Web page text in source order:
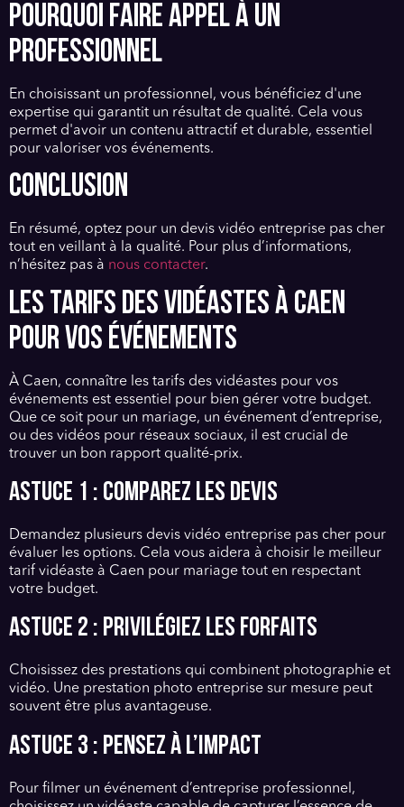
POURQUOI FAIRE APPEL À UN
PROFESSIONNEL
En choisissant un professionnel, vous bénéficiez d'une
expertise qui garantit un résultat de qualité. Cela vous
permet d'avoir un contenu attractif et durable, essentiel
pour valoriser vos événements.
CONCLUSION
En résumé, optez pour un devis vidéo entreprise pas cher
tout en veillant à la qualité. Pour plus d’informations,
n’hésitez pas à nous contacter.
LES TARIFS DES VIDÉASTES À CAEN
POUR VOS ÉVÉNEMENTS
À Caen, connaître les tarifs des vidéastes pour vos
événements est essentiel pour bien gérer votre budget.
Que ce soit pour un mariage, un événement d’entreprise,
ou des vidéos pour réseaux sociaux, il est crucial de
trouver un bon rapport qualité-prix.
Astuce 1 : Comparez les devis
Demandez plusieurs devis vidéo entreprise pas cher pour
évaluer les options. Cela vous aidera à choisir le meilleur
tarif vidéaste à Caen pour mariage tout en respectant
votre budget.
Astuce 2 : Privilégiez les forfaits
Choisissez des prestations qui combinent photographie et
vidéo. Une prestation photo entreprise sur mesure peut
souvent être plus avantageuse.
Astuce 3 : Pensez à l’impact
Pour filmer un événement d’entreprise professionnel,